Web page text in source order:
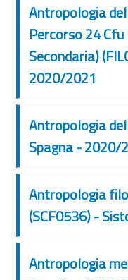
Antropologia
Percorso 24
Secondaria)
2020/2021
Antropologia
Spagna - 2020/
Antropologia
(SCF0536) -
Antropologia